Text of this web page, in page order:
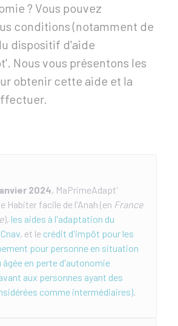
? Vous pouvez
conditions (notamment de
dispositif d'aide
Nous vous présentons les
obtenir cette aide et la
2024, MaPrimeAdapt'
Habiter facile de l'Anah (en France
), les aides à l'adaptation du
, et le crédit d'impôt pour les
pour personne en situation
âgée en perte d'autonomie
aux personnes ayant des
comme intermédiaires).